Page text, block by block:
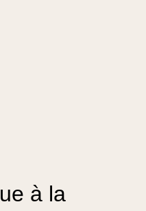
à la